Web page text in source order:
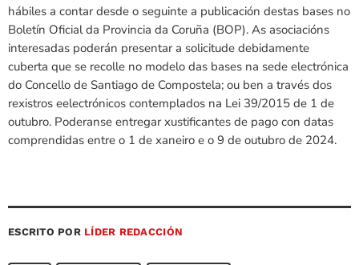
hábiles a contar desde o seguinte a publicación destas bases no
Boletín Oficial da Provincia da Coruña (BOP). As asociacións
interesadas poderán presentar a solicitude debidamente
cuberta que se recolle no modelo das bases na sede electrónica
do Concello de Santiago de Compostela; ou ben a través dos
rexistros eelectrónicos contemplados na Lei 39/2015 de 1 de
outubro. Poderanse entregar xustificantes de pago con datas
comprendidas entre o 1 de xaneiro e o 9 de outubro de 2024.
ESCRITO POR LÍDER REDACCIÓN